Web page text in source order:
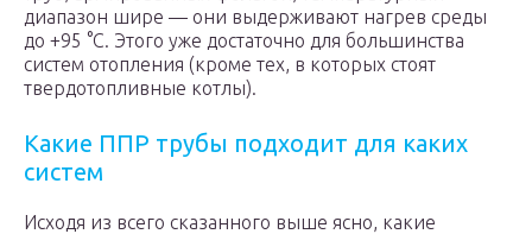
диапазон шире — они выдерживают нагрев среды
до +95 °C. Этого уже достаточно для большинства
систем отопления (кроме тех, в которых стоят
твердотопливные котлы).
Какие ППР трубы подходит для каких
систем
Исходя из всего сказанного выше ясно, какие